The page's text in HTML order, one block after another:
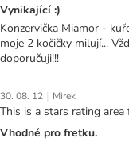
Vynikající :)
Konzervička Miamor -
moje 2 kočičky milují...
doporučuji!!!
30. 08. 12 | Mirek
This is a stars rating
Vhodné pro fretku.